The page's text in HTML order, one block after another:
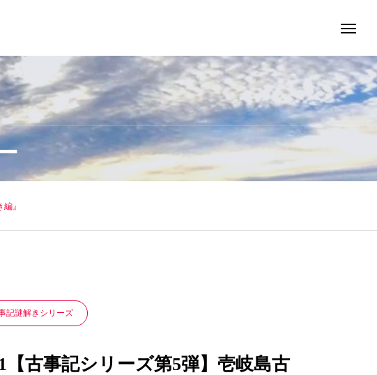
』
記謎解きシリーズ
【古事記シリーズ第5弾】壱岐島古